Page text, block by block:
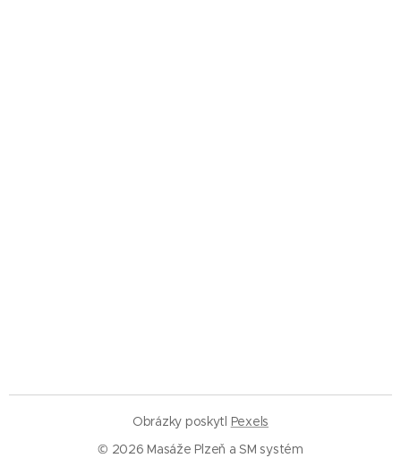
Obrázky poskytl Pexels
© 2026 Masáže Plzeň a SM systém